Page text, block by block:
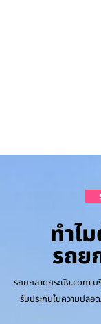
ทำไ
รถย
รถยกลาดกระบัง.com
รับประกันในความปลอ